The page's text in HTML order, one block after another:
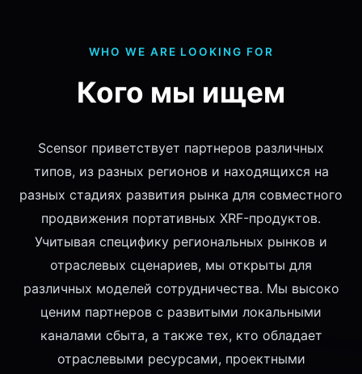
WHO WE ARE LOOKING FOR
Кого мы ищем
Scensor приветствует партнеров различных
типов, из разных регионов и находящихся на
разных стадиях развития рынка для совместного
продвижения портативных XRF-продуктов.
Учитывая специфику региональных рынков и
отраслевых сценариев, мы открыты для
различных моделей сотрудничества. Мы высоко
ценим партнеров с развитыми локальными
каналами сбыта, а также тех, кто обладает
отраслевыми ресурсами, проектными